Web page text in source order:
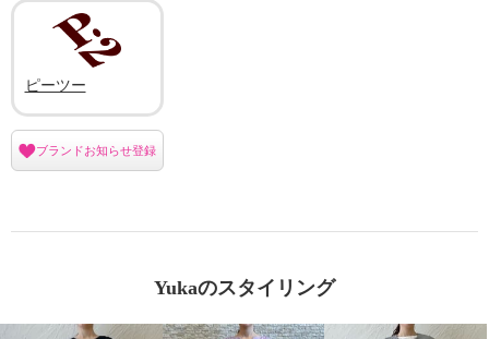
ピーツー
ブランドお知らせ登録
Yukaのスタイリング